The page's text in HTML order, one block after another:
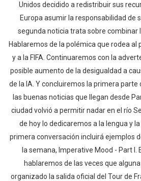
Unidos decidido a redistribuir sus
Europa asumir la responsabilidad de
segunda noticia trata sobre combinar
Hablaremos de la polémica que rodea al
y a la FIFA. Continuaremos con la
posible aumento de la desigualdad a
de la IA. Y concluiremos la primera parte
las buenas noticias que llegan desde
ciudad volvió a permitir nadar en el río
de hoy lo dedicaremos a la lengua y
primera conversación incluirá ejemplos
la semana, Imperative Mood - Part I.
hablaremos de las veces que
organizado la salida oficial del Tour de